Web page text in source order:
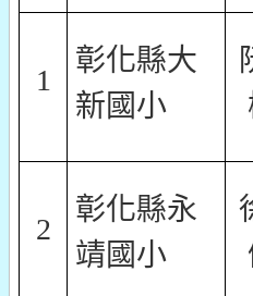
1
彰化縣大
新國小
2
彰化縣永
靖國小